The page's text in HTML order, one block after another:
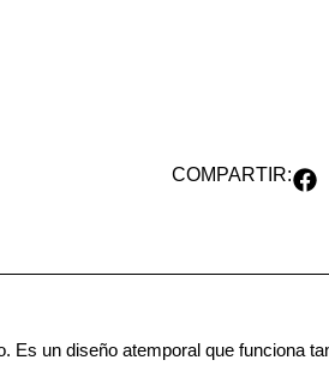
COMPARTIR:
un diseño atemporal que funciona